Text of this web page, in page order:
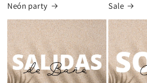
Neón party Sale